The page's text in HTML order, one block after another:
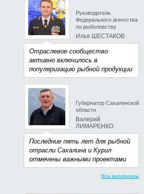
Руководитель
Федерального агентства
по рыболовству
Илья ШЕСТАКОВ
Отраслевое сообщество
активно включилось в
популяризацию рыбной продукции
Губернатор Сахалинской
области
Валерий
ЛИМАРЕНКО
Последние пять лет для рыбной
отрасли Сахалина и Курил
отмечены важными проектами
Все материалы